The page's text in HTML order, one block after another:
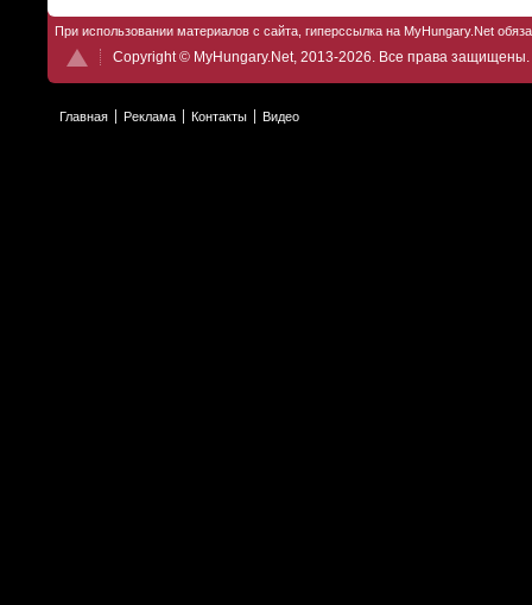
При использовании материалов с сайта, гиперссылка на MyHungary.Net
Copyright © MyHungary.Net, 2013-2026. Все права защищены.
Главная Реклама Контакты Видео